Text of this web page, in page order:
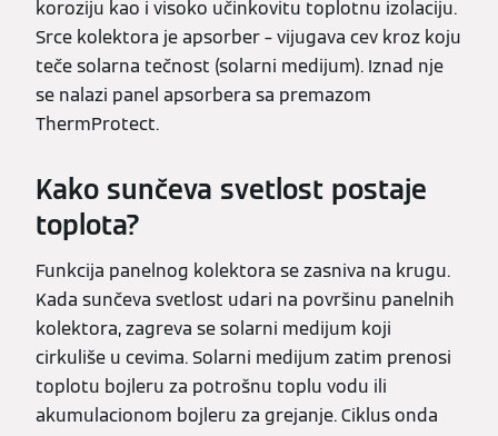
koroziju kao i visoko učinkovitu toplotnu izolaciju.
Srce kolektora je apsorber – vijugava cev kroz koju
teče solarna tečnost (solarni medijum). Iznad nje
se nalazi panel apsorbera sa premazom
ThermProtect.
Kako sunčeva svetlost postaje
toplota?
Funkcija panelnog kolektora se zasniva na krugu.
Kada sunčeva svetlost udari na površinu panelnih
kolektora, zagreva se solarni medijum koji
cirkuliše u cevima. Solarni medijum zatim prenosi
toplotu bojleru za potrošnu toplu vodu ili
akumulacionom bojleru za grejanje. Ciklus onda